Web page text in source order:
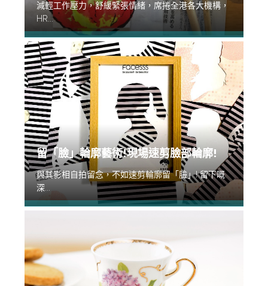
減輕工作壓力，舒緩緊張情緒，席捲全港各大機構，
HR...
留「臉」輪廓藝術!現場速剪臉部輪廓!
與其影相自拍留念，不如速剪輪廓留「臉」! 留下嘅
深...